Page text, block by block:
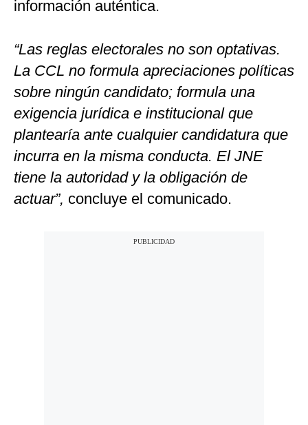
información auténtica.
“Las reglas electorales no son optativas.
La CCL no formula apreciaciones políticas
sobre ningún candidato; formula una
exigencia jurídica e institucional que
plantearía ante cualquier candidatura que
incurra en la misma conducta. El JNE
tiene la autoridad y la obligación de
actuar”, concluye el comunicado.